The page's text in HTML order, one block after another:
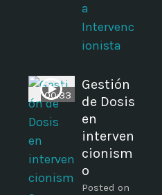
a
Intervenc
ionista
00:33
Gestión
de Dosis
en
interven
cionism
o
Posted on